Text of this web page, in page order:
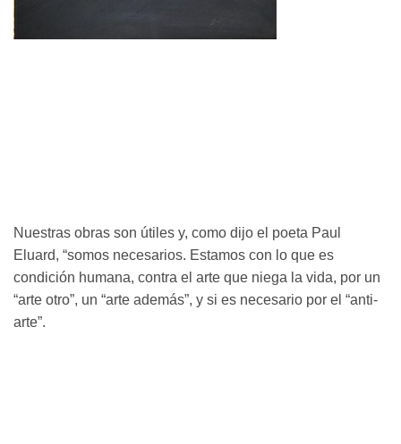
Nuestras obras son útiles y, como dijo el poeta Paul
Eluard, “somos necesarios. Estamos con lo que es
condición humana, contra el arte que niega la vida, por un
“arte otro”, un “arte además”, y si es necesario por el “anti-
arte”.